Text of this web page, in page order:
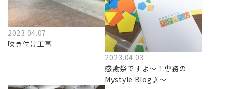
2023.04.07
吹き付け工事
2023.04.03
感謝祭ですよ～！専務の
Mystyle Blog♪～